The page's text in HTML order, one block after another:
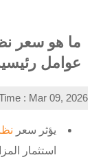
عوامل
: Mar 09, 2026
يؤثر سعر
استثمار